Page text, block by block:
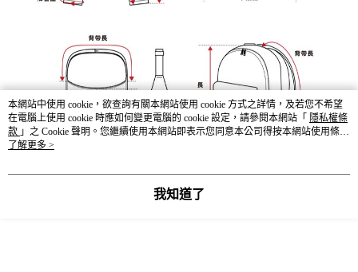
本網站中使用 cookie，欲查詢有關本網站使用 cookie 方式之詳情，及若您不希望
在電腦上使用 cookie 時應如何變更電腦的 cookie 設定，請參閱本網站「 隱私權條
款 」之 Cookie 聲明。您繼續使用本網站即表示您同意本公司得按本網站使用條款
之 Cookie 聲明使用 cookie。
了解更多 >
我知道了